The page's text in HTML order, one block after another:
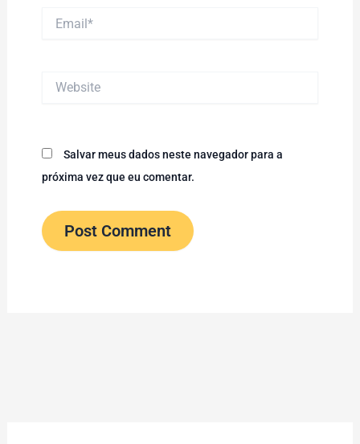
Salvar meus dados neste navegador para a
próxima vez que eu comentar.